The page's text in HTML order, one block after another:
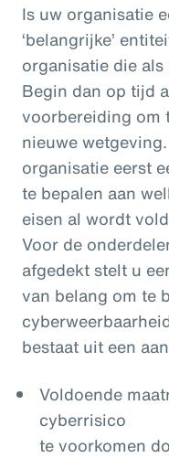
Is uw organisatie
‘belangrijke’
organisatie die
Begin dan op tijd
voorbereiding om
nieuwe
organisatie eerst
te bepalen aan
eisen al wordt
Voor de
afgedekt stelt u
van belang om te
bestaat uit een
Voldoende
cyberrisico
te voorkomen